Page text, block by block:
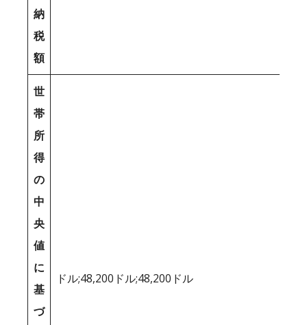
納
税
額
世
帯
所
得
の
中
央
値
に
基
づ
ドル;48,200ドル;48,200ドル